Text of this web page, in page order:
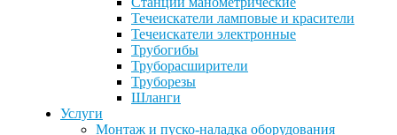
Течеискатели ламповые и красители
Течеискатели электронные
Трубогибы
Труборасширители
Труборезы
Шланги
Услуги
Монтаж и пуско-наладка оборудования